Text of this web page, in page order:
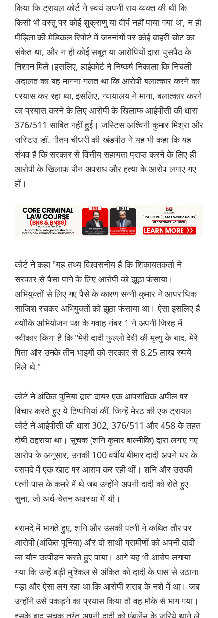
किया कि ट्रायल कोर्ट ने स्वयं अपनी राय व्यक्त की थी कि
किसी भी वस्तु पर कोई शुक्राणु या वीर्य नहीं पाया गया था, न ही
पीड़िता की मेडिकल रिपोर्ट में जननांगों पर कोई बाहरी चोट का
संकेत था, और न ही कोई सबूत या आरोपियों द्वारा घुसपैठ के
निशान मिले।इसलिए, हाईकोर्ट ने निष्कर्ष निकाला कि निचली
अदालत का यह मानना ​​गलत था कि आरोपी बलात्कार करने का
प्रयास कर रहा था, इसलिए, न्यायालय ने माना, बलात्कार करने
का प्रयास करने के लिए आरोपी के खिलाफ आईपीसी की धारा
376/511 साबित नहीं हुई। जस्टिस अश्विनी कुमार मिश्रा और
जस्टिस डॉ. गौतम चौधरी की खंडपीठ ने यह भी कहा कि यह
संभव है कि सरकार से वित्तीय सहायता प्राप्त करने के लिए ही
आरोपी के खिलाफ यौन अपराध और हत्या के आरोप लगाए गए
हों।
कोर्ट ने कहा "यह तथ्य विश्वसनीय है कि शिकायतकर्ता ने
सरकार से पैसा पाने के लिए आरोपी को झूठा फंसाया।
अभियुक्तों से लिए गए पैसे के कारण सन्नी कुमार ने आपराधिक
साजिश रचकर अभियुक्तों को झूठा फंसाया था। ऐसा इसलिए है
क्योंकि अभियोजन पक्ष के गवाह नंबर 1 ने अपनी जिरह में
स्वीकार किया है कि "मेरी दादी फुल्लो देवी की मृत्यु के बाद, मेरे
पिता और उनके तीन भाइयों को सरकार से 8.25 लाख रुपये
मिले थे,"
कोर्ट ने अंकित पुनिया द्वारा दायर एक आपराधिक अपील पर
विचार करते हुए ये टिप्पणियां कीं, जिन्हें मेरठ की एक ट्रायल
कोर्ट ने आईपीसी की धारा 302, 376/511 और 458 के तहत
दोषी ठहराया था। सूचक (शनि कुमार बाल्मीकि) द्वारा लगाए गए
आरोप के अनुसार, उनकी 100 वर्षीय बीमार दादी अपने घर के
बरामदे में एक खाट पर आराम कर रही थीं। शनि और उसकी
पत्नी पास के कमरे में थे जब उन्होंने अपनी दादी को रोते हुए
सुना, जो अर्ध-चेतन अवस्था में थी।
बरामदे में भागते हुए, शनि और उसकी पत्नी ने कथित तौर पर
आरोपी (अंकित पूनिया) और दो साथी ग्रामीणों को अपनी दादी
का यौन उत्पीड़न करते हुए पाया। आगे यह भी आरोप लगाया
गया कि उन्हें बड़ी मुश्किल से अंकित को दादी के पास से उठाना
पड़ा और ऐसा लग रहा था कि आरोपी शराब के नशे में था। जब
उन्होंने उसे पकड़ने का प्रयास किया तो वह मौके से भाग गया।